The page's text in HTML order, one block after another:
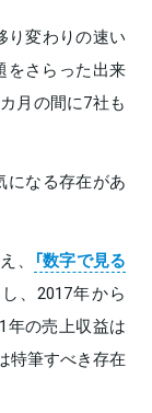
り変わりの速い
をさらった出来
月の間に7社も
になる存在があ
、
「数字で見る
、2017年から
年の売上収益は
特筆すべき存在